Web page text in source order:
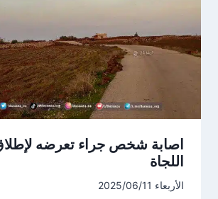
اصابة شخص جراء تعرضه
اللجاة
الأربعاء 2025/06/11